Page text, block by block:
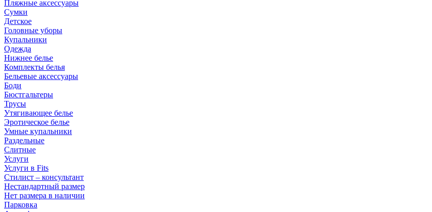
Пляжные аксессуары
Сумки
Детское
Головные уборы
Купальники
Одежда
Нижнее белье
Комплекты белья
Бельевые аксессуары
Боди
Бюстгальтеры
Трусы
Утягивающее белье
Эротическое белье
Умные купальники
Раздельные
Слитные
Услуги
Услуги в Fits
Стилист – консультант
Нестандартный размер
Нет размера в наличии
Парковка